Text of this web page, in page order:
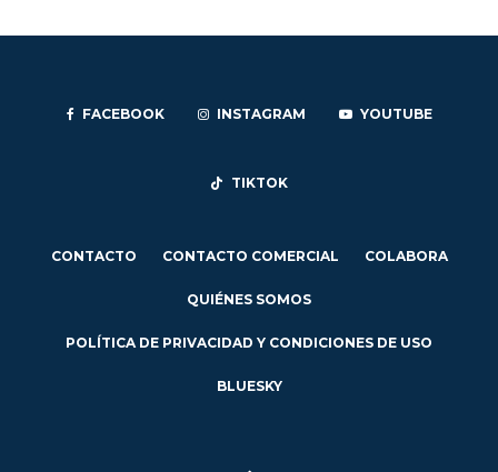
FACEBOOK INSTAGRAM YOUTUBE
TIKTOK
CONTACTO CONTACTO COMERCIAL COLABORA
QUIÉNES SOMOS
POLÍTICA DE PRIVACIDAD Y CONDICIONES DE USO
BLUESKY